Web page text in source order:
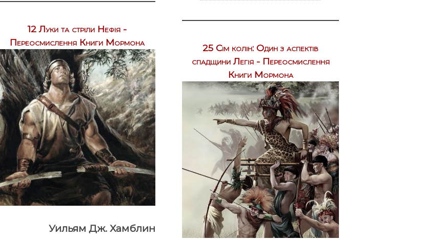
12 Луки та стріли Нефія -
Переосмислення Книги Мормона
Уильям Дж. Хамблин
25 Сім колін: Один з аспектів
спадщини Легія - Переосмислення
Книги Мормона